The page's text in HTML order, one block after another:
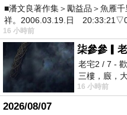
■潘文良著作集＞勵益品＞魚雁
祥。2006.03.19.日
16 小時前
柒參參▎
老宅2 / 7 -
三樓，廄，
個人整整齊
16 小時前
2026/08/07